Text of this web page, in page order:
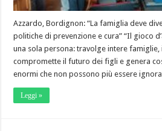
Azzardo, Bordignon: “La famiglia deve
politiche di prevenzione e cura” “Il gioco
una sola persona: travolge intere
compromette il futuro dei figli e genera
enormi che non possono più essere
Leggi »